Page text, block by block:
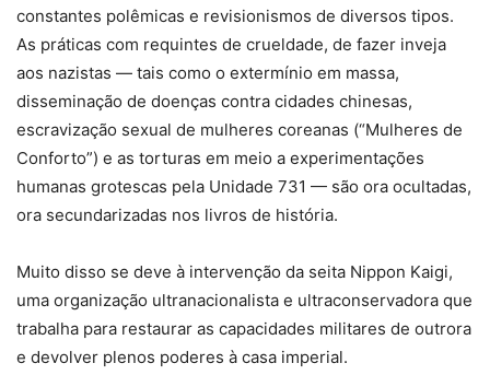
constantes polêmicas e revisionismos de diversos tipos.
As práticas com requintes de crueldade, de fazer inveja
aos nazistas — tais como o extermínio em massa,
disseminação de doenças contra cidades chinesas,
escravização sexual de mulheres coreanas (“Mulheres de
Conforto”) e as torturas em meio a experimentações
humanas grotescas pela Unidade 731 — são ora ocultadas,
ora secundarizadas nos livros de história.
Muito disso se deve à intervenção da seita Nippon Kaigi,
uma organização ultranacionalista e ultraconservadora que
trabalha para restaurar as capacidades militares de outrora
e devolver plenos poderes à casa imperial.